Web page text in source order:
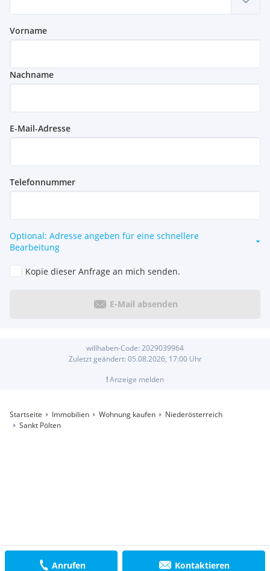
Anrufen Kontaktieren
Vorname
Nachname
E-Mail-Adresse
Telefonnummer
Optional: Adresse angeben für eine schnellere
Bearbeitung
Kopie dieser Anfrage an mich senden.
E-Mail absenden
willhaben-Code: 2029039964
Zuletzt geändert: 05.08.2026, 17:00Uhr
!Anzeige melden
Startseite Immobilien Wohnung kaufen
Niederösterreich
Sankt Pölten